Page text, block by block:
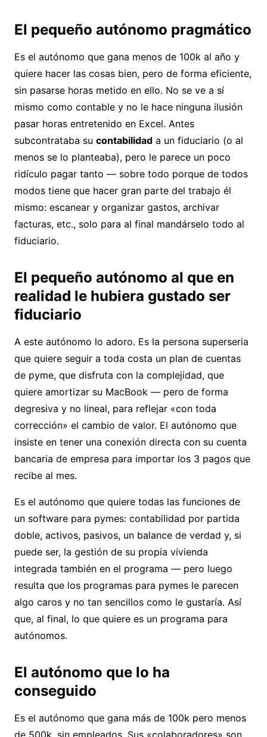
El pequeño autónomo pragmático
Es el autónomo que gana menos de 100k al año y
quiere hacer las cosas bien, pero de forma eficiente,
sin pasarse horas metido en ello. No se ve a sí
mismo como contable y no le hace ninguna ilusión
pasar horas entretenido en Excel. Antes
subcontrataba su contabilidad a un fiduciario (o al
menos se lo planteaba), pero le parece un poco
ridículo pagar tanto — sobre todo porque de todos
modos tiene que hacer gran parte del trabajo él
mismo: escanear y organizar gastos, archivar
facturas, etc., solo para al final mandárselo todo al
fiduciario.
El pequeño autónomo al que en
realidad le hubiera gustado ser
fiduciario
A este autónomo lo adoro. Es la persona superseria
que quiere seguir a toda costa un plan de cuentas
de pyme, que disfruta con la complejidad, que
quiere amortizar su MacBook — pero de forma
degresiva y no lineal, para reflejar «con toda
corrección» el cambio de valor. El autónomo que
insiste en tener una conexión directa con su cuenta
bancaria de empresa para importar los 3 pagos que
recibe al mes.
Es el autónomo que quiere todas las funciones de
un software para pymes: contabilidad por partida
doble, activos, pasivos, un balance de verdad y, si
puede ser, la gestión de su propia vivienda
integrada también en el programa — pero luego
resulta que los programas para pymes le parecen
algo caros y no tan sencillos como le gustaría. Así
que, al final, lo que quiere es un programa para
autónomos.
El autónomo que lo ha
conseguido
Es el autónomo que gana más de 100k pero menos